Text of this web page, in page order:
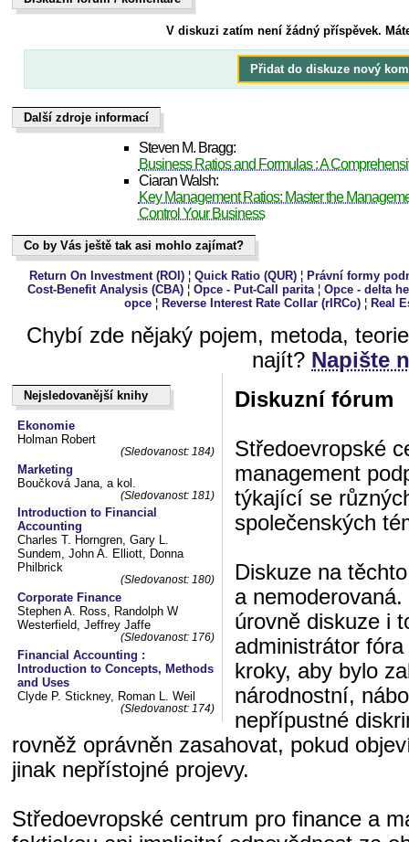
Dukiszín fmóur / kteoeřnám
V diskuzi zatím není žádný příspěvek.
Přidat do diskuze nový
Další zdroje informací
Další zdroje informací
Steven M. Bragg:
Business Ratios and Formulas : A
Ciaran Walsh:
Key Management Ratios: Master the
Control Your Business
Co by Vás ještě tak asi mohlo zajímat?
Co by Vás ještě tak asi mohlo zajímat?
Return On Investment (ROI) ¦Quick Ratio (QUR) ¦ Právní formy
Cost-Benefit Analysis (CBA) ¦Opce - Put-Call parita ¦Opce - delta
opce¦ Reverse Interest Rate Collar (rIRCo)¦ Real
Chybí zde nějaký pojem, metoda,
najít? Napište
Nejsledovanější knihy
Nejsledovanější knihy
Ekonomie
Holman Robert
(Sledovanost: 184)
Marketing
Boučková Jana, a kol.
(Sledovanost: 181)
Introduction to Financial
Accounting
Charles T. Horngren, Gary L.
Sundem, John A. Elliott, Donna
Philbrick
(Sledovanost: 180)
Corporate Finance
Stephen A. Ross, Randolph W
Westerfield, Jeffrey Jaffe
(Sledovanost: 176)
Financial Accounting :
Introduction to Concepts, Methods
and Uses
Clyde P. Stickney, Roman L. Weil
(Sledovanost: 174)
Diskuzní fórum
Středoevropské
management
týkající se
společenských
Diskuze na
a
úrovně diskuze i
administrátor
kroky, aby bylo
národnostní,
nepřípustné
rovněž oprávněn zasahovat, pokud
jinak nepřístojné projevy.
Středoevropské centrum pro finance a